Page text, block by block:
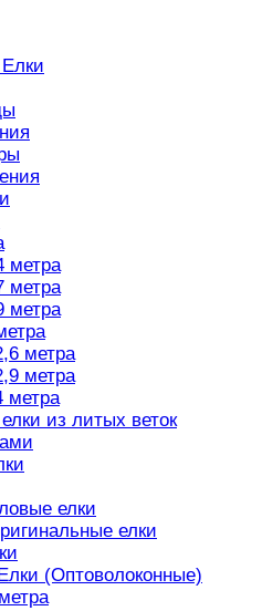
метра
метра
метра
метра
метра
метра
из литых веток
елки
елки
(Оптоволоконные)